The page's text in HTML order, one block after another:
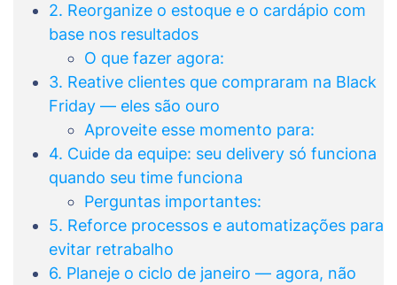
2. Reorganize o estoque e o cardápio com
base nos resultados
O que fazer agora:
3. Reative clientes que compraram na Black
Friday — eles são ouro
Aproveite esse momento para:
4. Cuide da equipe: seu delivery só funciona
quando seu time funciona
Perguntas importantes:
5. Reforce processos e automatizações para
evitar retrabalho
6. Planeje o ciclo de janeiro — agora, não